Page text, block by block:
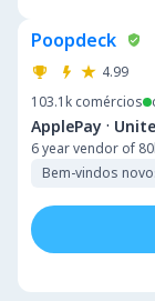
Poopdeck
4.99
103.1k comércios
ApplePay ·
6 year vendor of
Bem-vindos